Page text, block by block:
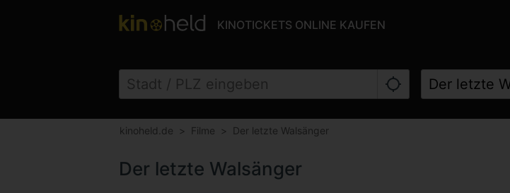
KINOTICKETS ONLINE KAUFEN
kinoheld.de Filme Der letzte Walsänger
Der letzte Walsänger